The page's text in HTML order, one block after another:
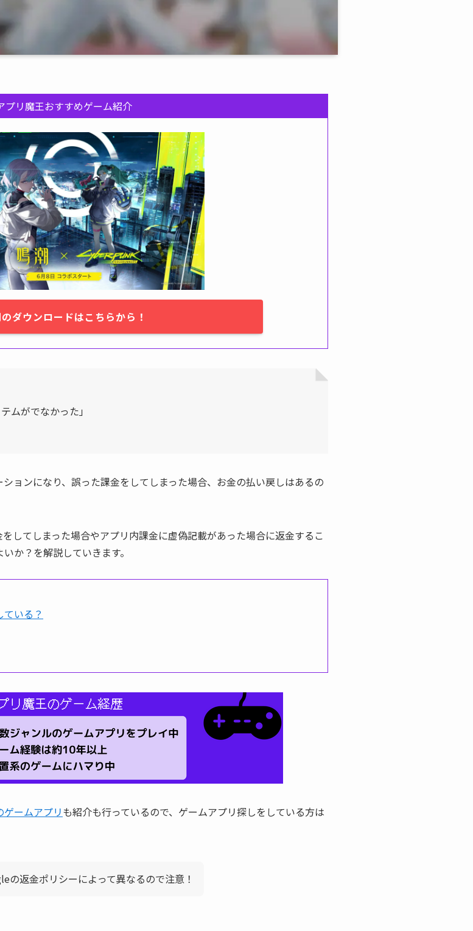
プリ魔王おすすめゲーム紹介
ダウンロードはこちらから！
ムがでなかった」
ョンになり、誤った課金をしてしまった場合、お金の払い戻しはあるの
してしまった場合やアプリ内課金に虚偽記載があった場合に返金するこ
か？を解説していきます。
いる？
ームアプリも紹介も行っているので、ゲームアプリ探しをしている方は
の返金ポリシーによって異なるので注意！